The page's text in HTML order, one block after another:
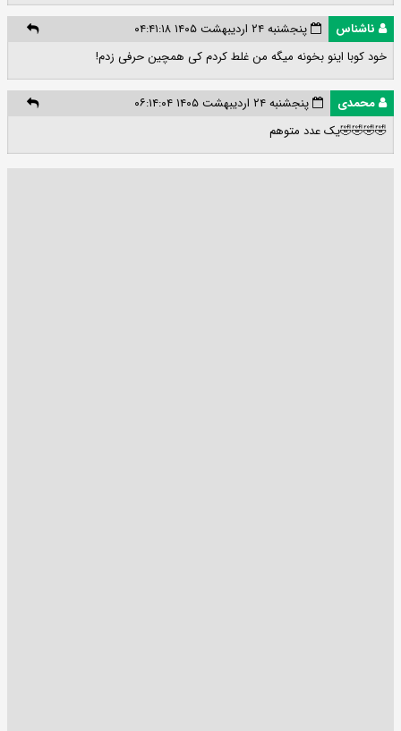
ناشناس
پنجشنبه ۲۴ اردیبهشت ۱۴۰۵ ۰۴:۴۱:۱۸
خود کوبا اینو بخونه میگه من غلط کردم کی همچین حرفی زدم!
محمدی
پنجشنبه ۲۴ اردیبهشت ۱۴۰۵ ۰۶:۱۴:۰۴
🤣🤣🤣🤣یک عدد متوهم